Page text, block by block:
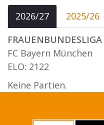
2026/27 2025/26
FRAUENBUNDESLIGA
FC Bayern München
ELO: 2122
Keine Partien.